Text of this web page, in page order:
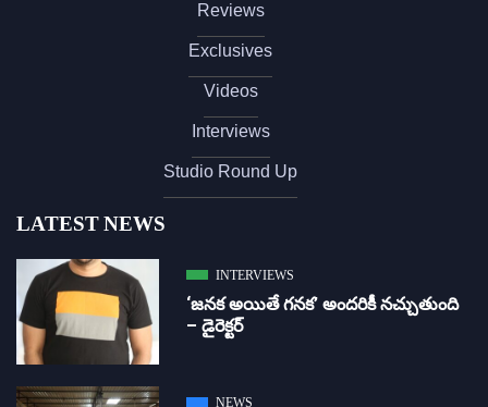
Reviews
Exclusives
Videos
Interviews
Studio Round Up
LATEST NEWS
INTERVIEWS
‘జ‌న‌క అయితే గ‌న‌క‌’ అందరికీ నచ్చుతుంది
– డైరెక్ట‌ర్
NEWS